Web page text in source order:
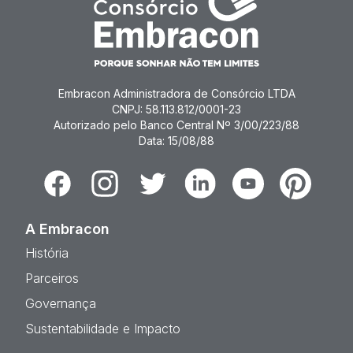
Embracon Administradora de Consórcio LTDA
CNPJ: 58.113.812/0001-23
Autorizado pelo Banco Central Nº 3/00/223/88
Data: 15/08/88
FacebookInstagramTwitter LinkedinYoutubePinterest
A Embracon
História
Parceiros
Governança
Sustentabilidade e Impacto